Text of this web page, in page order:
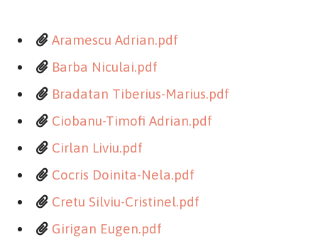
Aramescu Adrian.pdf
Barba Niculai.pdf
Bradatan Tiberius-Marius.pdf
Ciobanu-Timofi Adrian.pdf
Cirlan Liviu.pdf
Cocris Doinita-Nela.pdf
Cretu Silviu-Cristinel.pdf
Girigan Eugen.pdf